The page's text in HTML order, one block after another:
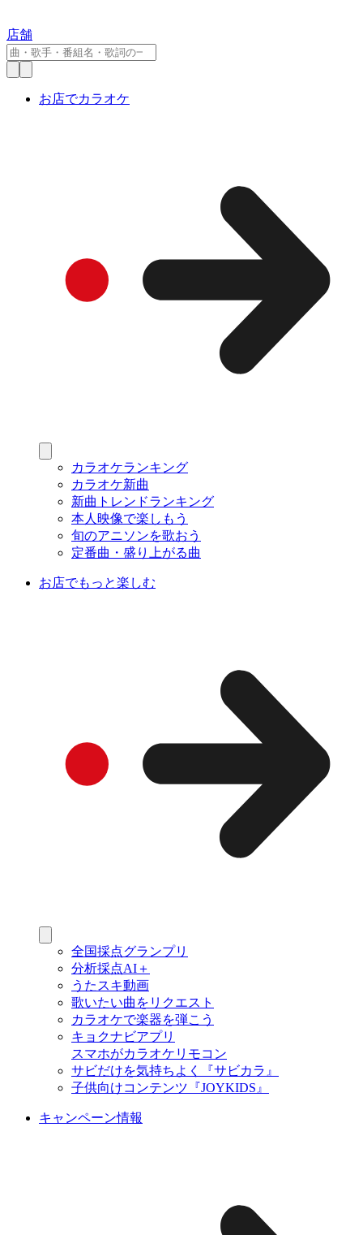
店舗
お店でカラオケ
カラオケランキング
カラオケ新曲
新曲トレンドランキング
本人映像で楽しもう
旬のアニソンを歌おう
定番曲・盛り上がる曲
お店でもっと楽しむ
全国採点グランプリ
分析採点AI＋
うたスキ動画
歌いたい曲をリクエスト
カラオケで楽器を弾こう
キョクナビアプリ
スマホがカラオケリモコン
サビだけを気持ちよく『サビカラ』
子供向けコンテンツ『JOYKIDS』
キャンペーン情報